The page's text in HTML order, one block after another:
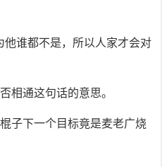
他谁都不是，所以人家才会对
相通这句话的意思。
子下一个目标竟是麦老广烧